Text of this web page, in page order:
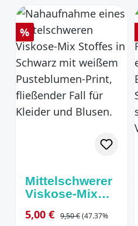
Rabatt
%
Mittelschwerer
Viskose-Mix
– Schwarz &
Verkaufspreis:
5,00 € Regulärer Preis:
9,50 €(47.37%